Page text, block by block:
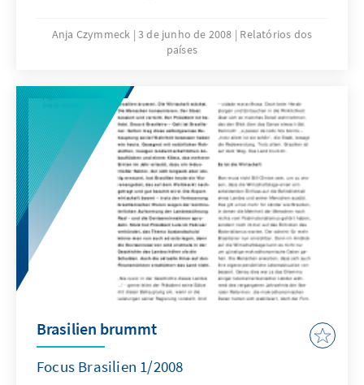
Amazonasgebietes angesehen. Sogar die
Bundeskanzlerin Angela Merkel bezeichnete
Silvas als alarmierend.
Anja Czymmeck 3 de junho de 2008
Relatórios dos
países
Brasilien brummt
Focus Brasilien 1/2008